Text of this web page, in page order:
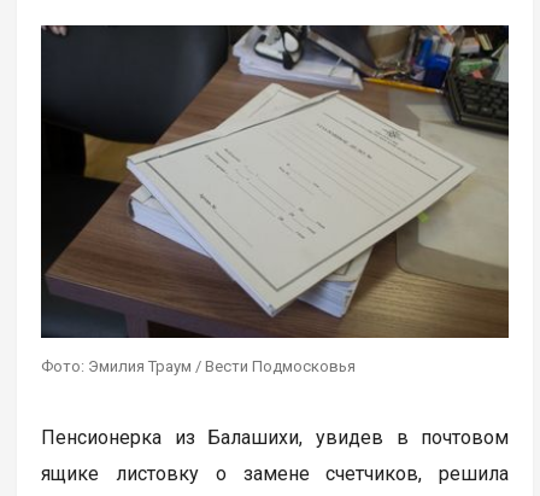
Фото: Эмилия Траум / Вести Подмосковья
Пенсионерка из Балашихи, увидев в почтовом
ящике листовку о замене счетчиков, решила